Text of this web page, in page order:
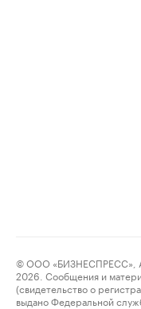
© ООО «БИЗНЕСПРЕСС»,
2026. Сообщения и
(свидетельство о
выдано Федеральной